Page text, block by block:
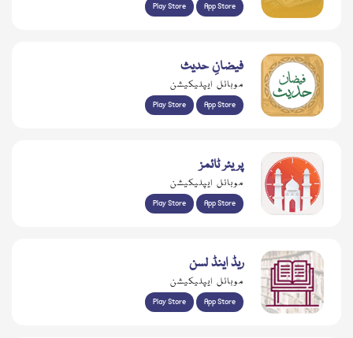
Play Store App Store
فیضانِ حدیث
موبائل ایپلیکیشن
Play Store App Store
پریئر ٹائمز
موبائل ایپلیکیشن
Play Store App Store
ریڈ اینڈ لسن
موبائل ایپلیکیشن
Play Store App Store